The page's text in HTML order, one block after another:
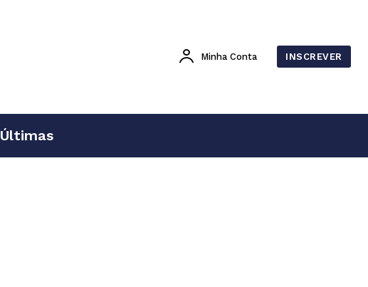
Minha Conta INSCREVER
Últimas